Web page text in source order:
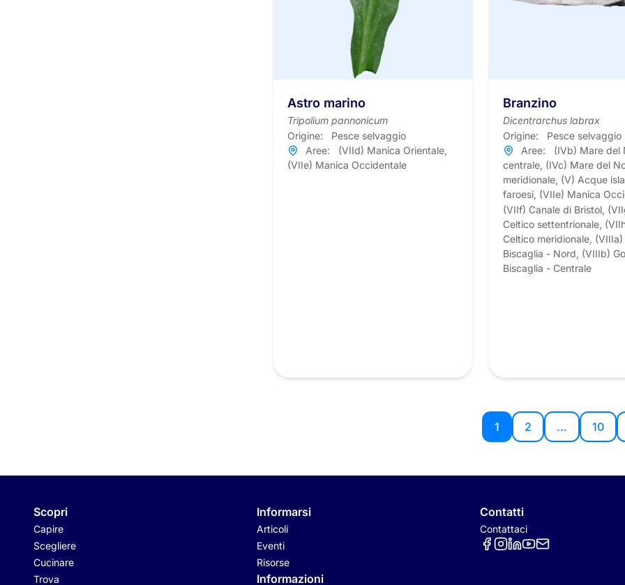
Astro marino
Tripolium pannonicum
Origine:
Pesce selvaggio
Aree:
(VIId) Manica Orientale,
(VIIe) Manica Occidentale
Branzino
Dicentrarchus labrax
Origine:
Pesce selvaggio
Aree:
(IVb) Mare del
centrale, (IVc) Mare del
meridionale, (V) Acque
faroesi, (VIIe) Manica
(VIIf) Canale di Bristol,
Celtico settentrionale,
Celtico meridionale,
Biscaglia - Nord, (VIIIb)
Biscaglia - Centrale
1 2 … 10
Scopri
Capire
Scegliere
Cucinare
Trova
Informarsi
Articoli
Eventi
Risorse
Informazioni
Contatti
Contattaci
Réseaux sociaux